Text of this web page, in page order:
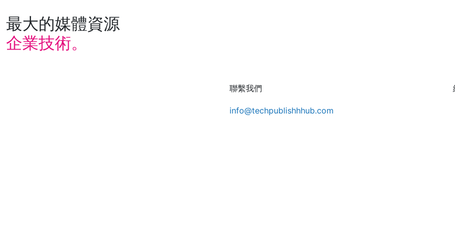
最大的媒體資源
企業技術。
聯繫我們
info@techpublishhhub.com